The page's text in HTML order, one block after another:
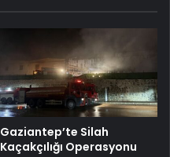
Gaziantep’te Silah
Kaçakçılığı Operasyonu